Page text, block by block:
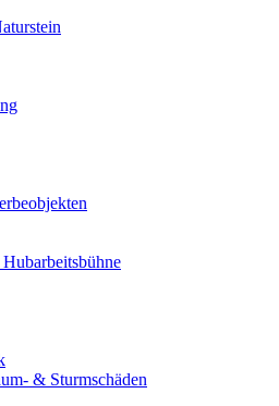
& Sturmschäden